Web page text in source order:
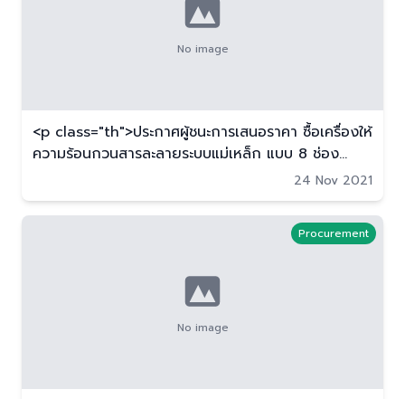
No image
<p class="th">ประกาศผู้ชนะการเสนอราคา ซื้อเครื่องให้
ความร้อนกวนสารละลายระบบแม่เหล็ก แบบ 8 ช่อง
24 Nov 2021
No image
Procurement